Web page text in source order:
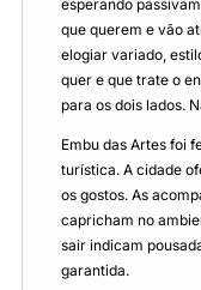
esperando
que querem e vão
elogiar variado,
quer e que trate o
para os dois lados.
Embu das Artes foi
turística. A cidade
os gostos. As
capricham no
sair indicam
garantida.